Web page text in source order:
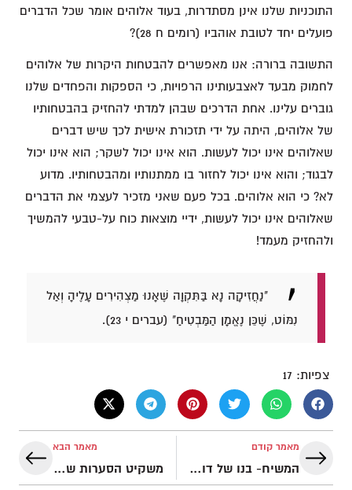
התוכניות שלנו אינן מסתדרות, בעוד אלוהים אומר שכל הדברים
פועלים יחד לטובת אוהביו (רומים ח 28)?
התשובה ברורה: אנו מאפשרים להבטחות היקרות של אלוהים
לחמוק מבעד לאצבעותינו הרפויות, כי הספקות והפחדים שלנו
גוברים עלינו. אחת הדרכים שבהן למדתי להחזיק בהבטחותיו
של אלוהים, היתה על ידי תזכורת אישית לכך שיש דברים
שאלוהים אינו יכול לעשות. הוא אינו יכול לשקר; הוא אינו יכול
לבגוד; והוא אינו יכול לחזור בו ממתנותיו ומהבטחותיו. מדוע
לא? כי הוא אלוהים. בכל פעם שאני מזכיר לעצמי את הדברים
שאלוהים אינו יכול לעשות, ידיי מוצאות כוח על-טבעי להמשיך
ולהחזיק מעמד!
"נַחֲזִיקָה נָא בַּתִּקְוָה שֶׁאָנוּ מַצְהִירִים עָלֶיהָ וְאַל
נִמּוֹט, שֶׁכֵּן נֶאֱמָן הַמַּבְטִיחַ" (עברים י 23).
צפיות: 17
מאמר קודם
המשיח- בנו של דוד ואלוהים
מאמר הבא
משקיט הסערות שאוהב אותנו